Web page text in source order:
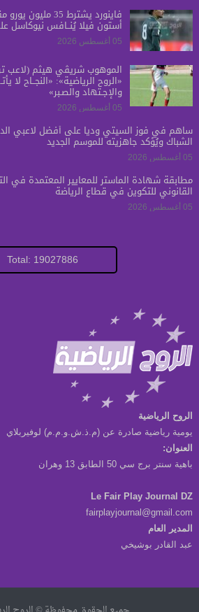
فاينورد يشترط 35
أستون فيلا يُنــافس نيوكاسل
05 أغسطس 2026
الموهوب شريڤي هيثم (لاعب
«الروح الرياضية»: «النجــاح لا
والإجـتهاد والصـبر»
05 أغسطس 2026
ساهم في فوز السيتي ودياً على أفضل لاعبي
الشباك ويُؤكد جاهزيته للموسم الجديد
05 أغسطس 2026
مطابقة شهادة الماستر للمعايير المعتمدة في
القانوني للتكوين في قطاع الرياضة
05 أغسطس 2026
Total: 19027886
الروح الرياضية
يومية رياضية صادرة عن (م.ذ.ش.و.م.م) لوفيربلاي
العنوان:
باهية سنتر برج سي 50 الطابق 13 وهران
Le Fair Play Journal DZ
fairplayjournal@gmail.com
المدير العام
عبد القادر بوشيخي